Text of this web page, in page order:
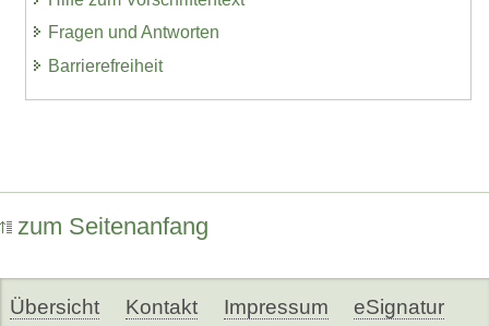
Fragen und Antworten
Barrierefreiheit
zum Seitenanfang
Übersicht Kontakt Impressum eSignatur